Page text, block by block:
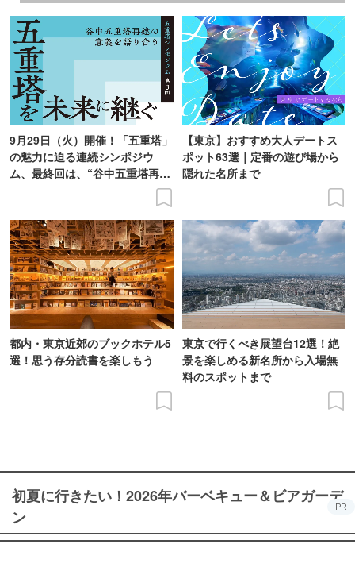
9月29日（火）開催！「五重塔」
の魅力に迫る連続シンポジウ
ム、最終回は、“谷中五重塔再建
【東京】おすすめ大人デートス
ポット63選｜定番の遊び場から
隠れた名所まで
都内・東京近郊のブックホテル5
選！思う存分読書を楽しもう
東京で行くべき展望台12選！絶
景を楽しめる新名所から入場無
料のスポットまで
初夏に行きたい！2026年バーベキュー＆ビアガーデ
ン
PR